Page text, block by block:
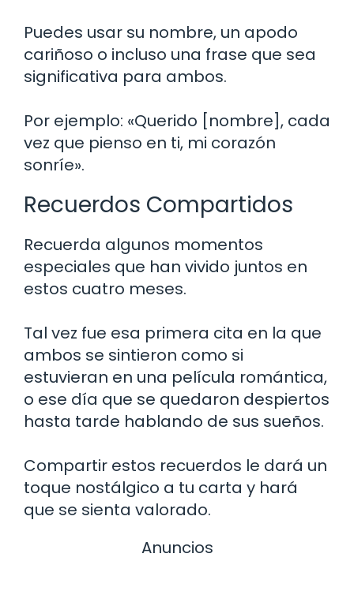
Puedes usar su nombre, un apodo
cariñoso o incluso una frase que sea
significativa para ambos.
Por ejemplo: «Querido [nombre], cada
vez que pienso en ti, mi corazón
sonríe».
Recuerdos Compartidos
Recuerda algunos momentos
especiales que han vivido juntos en
estos cuatro meses.
Tal vez fue esa primera cita en la que
ambos se sintieron como si
estuvieran en una película romántica,
o ese día que se quedaron despiertos
hasta tarde hablando de sus sueños.
Compartir estos recuerdos le dará un
toque nostálgico a tu carta y hará
que se sienta valorado.
Anuncios